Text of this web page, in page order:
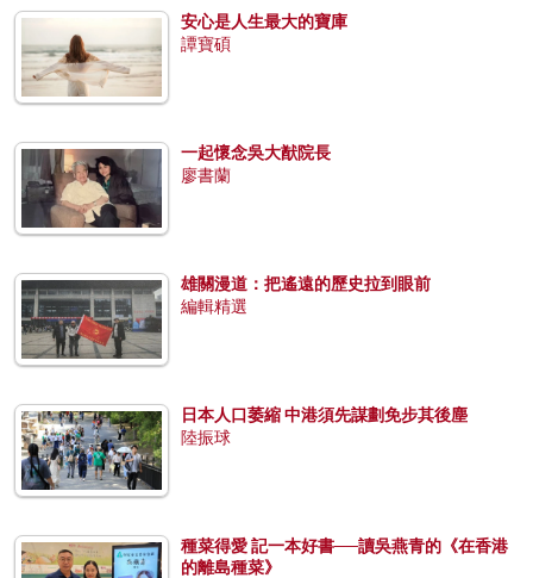
安心是人生最大的寶庫
譚寶碩
一起懷念吳大猷院長
廖書蘭
雄關漫道：把遙遠的歷史拉到眼前
編輯精選
日本人口萎縮 中港須先謀劃免步其後塵
陸振球
種菜得愛 記一本好書──讀吳燕青的《在香港
的離島種菜》